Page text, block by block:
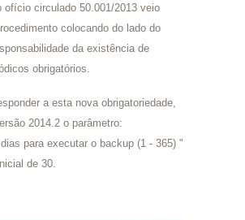
ofício circulado 50.001/2013 veio
colocando do lado do
da existência de
obrigatórios.
a esta nova obrigatoriedade,
2014.2 o parâmetro:
para executar o backup (1 - 365) "
de 30.